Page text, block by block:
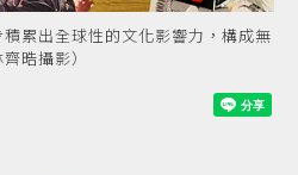
累出全球性的文化影響力，構成無
晧攝影）